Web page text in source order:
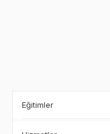
Eğitimler